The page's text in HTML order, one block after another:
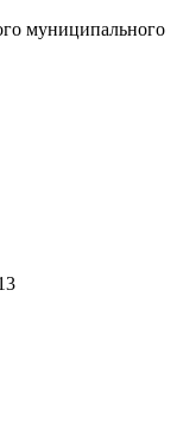
муниципального